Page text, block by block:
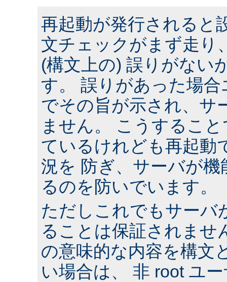
再起動が発行されると
文チェックがまず走り
(構文上の) 誤りがない
す。 誤りがあった場
でその旨が示され、サ
ません。 こうするこ
ているけれども再起動
況を 防ぎ、サーバが
るのを防いでいます。
ただしこれでもサーバ
ることは保証されませ
の意味的な内容を構文
い場合は、 非 root ユ